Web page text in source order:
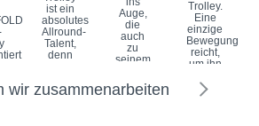
ist ein
absolutes
Allround-
Talent,
denn
über
Auge,
die
auch
zu
seinem
inspirierten.
Trolley.
Eine
einzige
Bewegung
reicht,
um ihn
und
ausklappen,
wir zusammenarbeiten